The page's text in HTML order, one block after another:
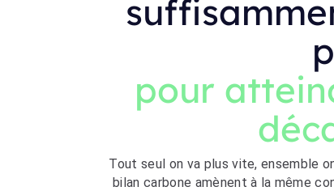
pour
Tout seul on va plus vite, ensemble
bilan carbone amènent à la même